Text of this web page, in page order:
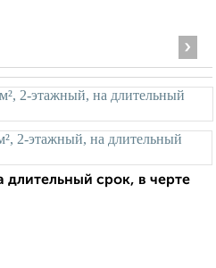
›
срок, в черте